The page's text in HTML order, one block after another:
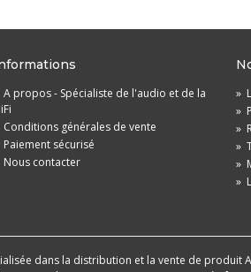
A propos - Spécialiste de l'audio et de la
Conditions générales de vente
Paiement sécurisé
Nous contacter
»
»
»
»
»
»
dans la distribution et la vente de